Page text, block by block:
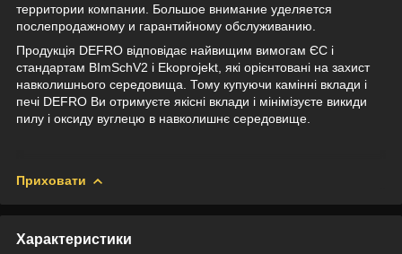
территории компании. Большое внимание уделяется
послепродажному и гарантийному обслуживанию.
Продукція DEFRO відповідає найвищим вимогам ЄС і
стандартам BImSchV2 і Ekoprojekt, які орієнтовані на захист
навколишнього середовища. Тому купуючи камінні вклади і
печі DEFRO Ви отримуєте якісні вклади і мінімізуєте викиди
пилу і оксиду вуглецю в навколишнє середовище.
Приховати
Характеристики